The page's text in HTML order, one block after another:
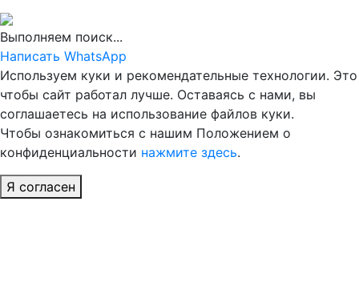
Выполняем поиск...
Написать WhatsApp
Используем куки и рекомендательные технологии. Это
чтобы сайт работал лучше. Оставаясь с нами, вы
соглашаетесь на использование файлов куки.
Чтобы ознакомиться с нашим Положением о
конфиденциальности нажмите здесь.
Я согласен